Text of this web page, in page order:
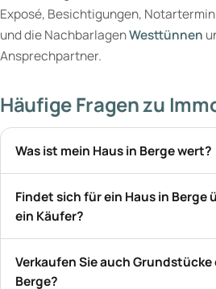
Exposé, Besichtigungen,
und die NachbarlagenWesttünnen
Ansprechpartner.
Häufige Fragen zu
Was ist mein Haus in Berge wert?
Findet sich für ein Haus in
ein Käufer?
Verkaufen Sie auch Grundstücke
Berge?